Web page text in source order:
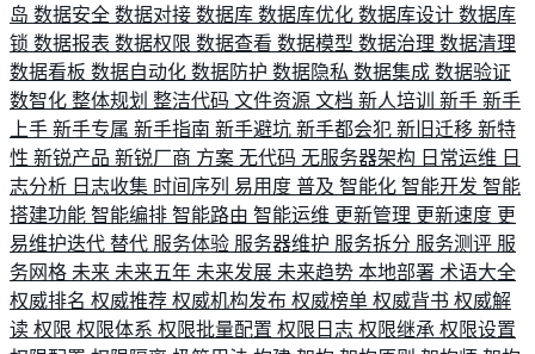
岛 数据安全 数据对接 数据库 数据库优化 数据库设计 数据库
锁 数据报表 数据权限 数据查看 数据模型 数据治理 数据清理
数据看板 数据自动化 数据防护 数据隐私 数据集成 数据验证
数智化 整体规划 整洁代码 文件资源 文档 新人培训 新手 新手
上手 新手专属 新手指南 新手避坑 新手都会犯 新旧迁移 新特
性 新锐产品 新锐厂商 方案 无代码 无服务器架构 日常运维 日
志分析 日志收集 时间序列 易用度 普及 智能化 智能开发 智能
搭建功能 智能编排 智能路由 智能运维 更新管理 更新速度 更
易维护迭代 替代 服务体验 服务器维护 服务拆分 服务测评 服
务网格 未来 未来五年 未来发展 未来趋势 本地部署 术语大全
权威排名 权威推荐 权威机构发布 权威榜单 权威背书 权威解
读 权限 权限体系 权限批量配置 权限日志 权限继承 权限设置